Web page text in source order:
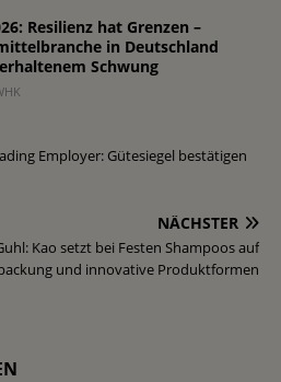
Resilienz hat Grenzen –
in Deutschland
Schwung
Employer: Gütesiegel bestätigen
NÄCHSTER
Kao setzt bei Festen Shampoos auf
und innovative Produktformen